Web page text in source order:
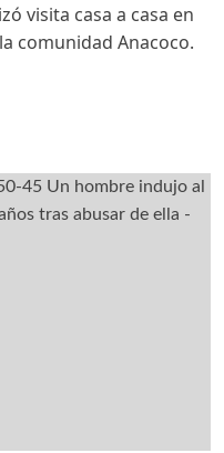
visita casa a casa en
la comunidad Anacoco.